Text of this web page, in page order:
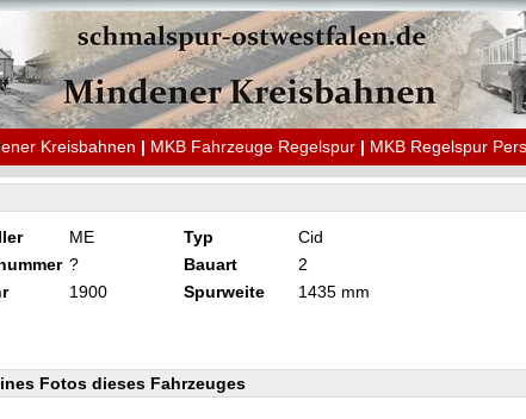
Kreisbahnen | MKB Fahrzeuge Regelspur | MKB Regelspur
ME Typ Cid
? Bauart 2
1900 Spurweite 1435 mm
Fotos dieses Fahrzeuges